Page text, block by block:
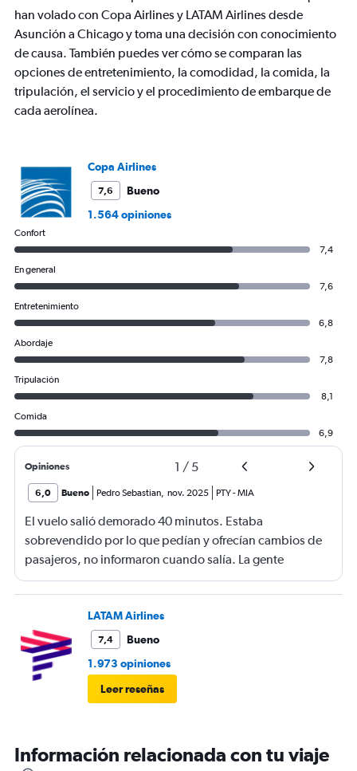
1
Y
axis
displaying
values.
Range:
0
han volado con Copa Airlines y LATAM Airlines desde
Asunción a Chicago y toma una decisión con conocimiento
de causa. También puedes ver cómo se comparan las
opciones de entretenimiento, la comodidad, la comida, la
tripulación, el servicio y el procedimiento de embarque de
cada aerolínea.
Copa Airlines
7,6
Bueno
1.564 opiniones
Confort
7,4
En general
7,6
Entretenimiento
6,8
Abordaje
7,8
Tripulación
8,1
Comida
6,9
Opiniones 1 / 5
6,0 Bueno Pedro Sebastian, nov. 2025 PTY-MIA
El vuelo salió demorado 40 minutos. Estaba
sobrevendido por lo que pedían y ofrecían cambios de
pasajeros, no informaron cuando salía. La gente
haciendo filas larguísimas para no quedarse sin viajar.
Mucha maleta de mano no había lugar. En mi caso se
terminó la comida me ofrecieron un solo menú.
LATAM Airlines
7,4
Bueno
1.973 opiniones
Leer reseñas
Información relacionada con tu viaje